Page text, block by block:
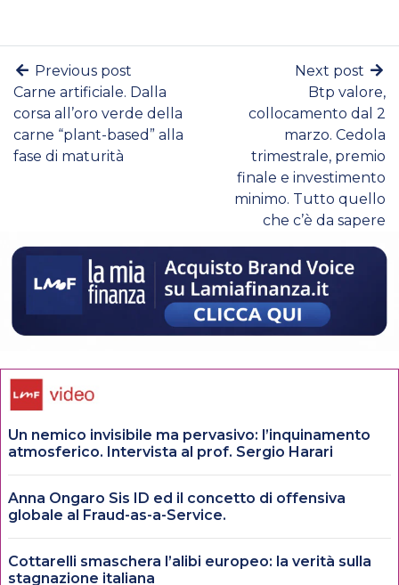
Previous post
Carne artificiale. Dalla
corsa all’oro verde della
carne “plant-based” alla
fase di maturità
Next post
Btp valore,
collocamento dal 2
marzo. Cedola
trimestrale, premio
finale e investimento
minimo. Tutto quello
che c’è da sapere
Un nemico invisibile ma pervasivo: l’inquinamento
atmosferico. Intervista al prof. Sergio Harari
Anna Ongaro Sis ID ed il concetto di offensiva
globale al Fraud-as-a-Service.
Cottarelli smaschera l’alibi europeo: la verità sulla
stagnazione italiana